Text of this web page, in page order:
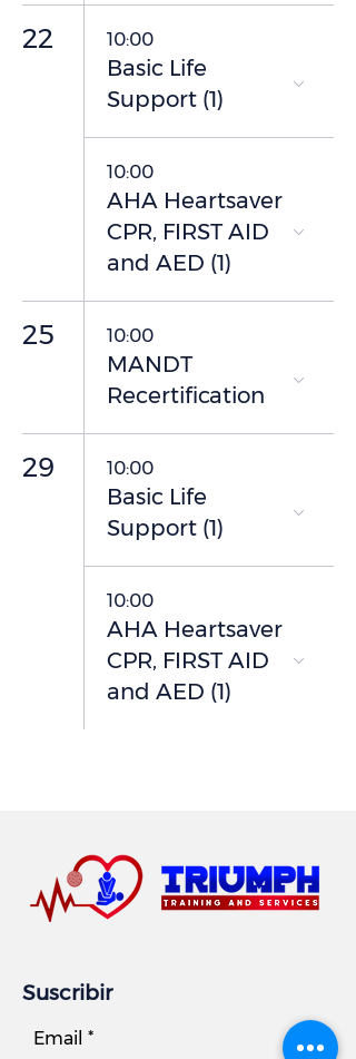
22 10:00
Basic Life
Support (1)
10:00
AHA Heartsaver
CPR, FIRST AID
and AED (1)
25 10:00
MANDT
Recertification
29 10:00
Basic Life
Support (1)
10:00
AHA Heartsaver
CPR, FIRST AID
and AED (1)
Suscribir
Email